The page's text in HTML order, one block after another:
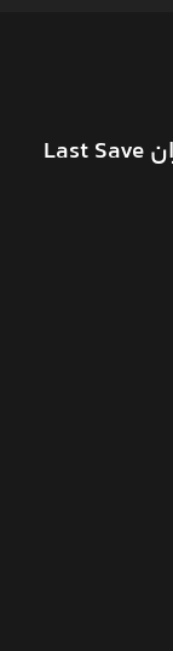
بازیگران Last Save